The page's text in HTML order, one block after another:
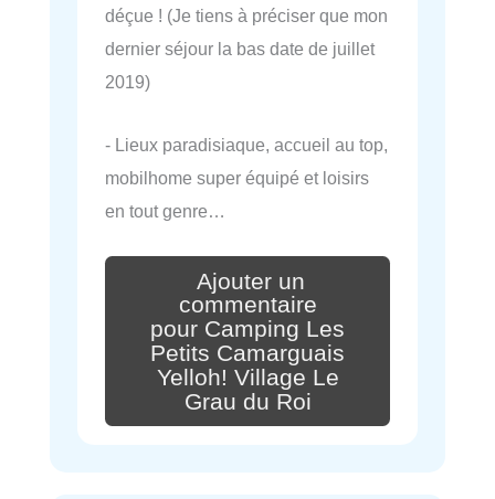
déçue ! (Je tiens à préciser que mon
dernier séjour la bas date de juillet
2019)
- Lieux paradisiaque, accueil au top,
mobilhome super équipé et loisirs
en tout genre…
Ajouter un
commentaire
pour Camping Les
Petits Camarguais
Yelloh! Village Le
Grau du Roi